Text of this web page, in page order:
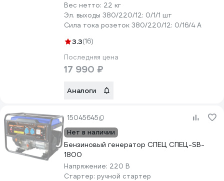
Вес нетто: 22 кг
Эл. выходы 380/220/12: 0/1/1 шт
Сила тока розеток 380/220/12: 0/16/4 А
3.3(16)
Последняя цена
17 990 ₽
Аналоги
15045645
Нет в наличии
Бензиновый генератор СПЕЦ СПЕЦ-SB-
1800
Напряжение: 220 В
Стартер: ручной стартер